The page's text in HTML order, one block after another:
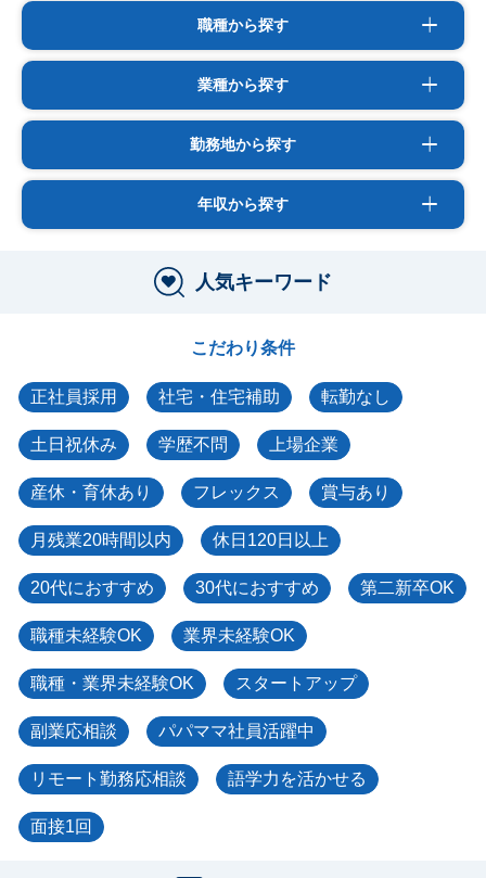
職種から探す
業種から探す
勤務地から探す
年収から探す
人気キーワード
こだわり条件
正社員採用 社宅・住宅補助 転勤なし
土日祝休み 学歴不問 上場企業
産休・育休あり フレックス 賞与あり
月残業20時間以内 休日120日以上
20代におすすめ 30代におすすめ 第二新卒OK
職種未経験OK 業界未経験OK
職種・業界未経験OK スタートアップ
副業応相談 パパママ社員活躍中
リモート勤務応相談 語学力を活かせる
面接1回